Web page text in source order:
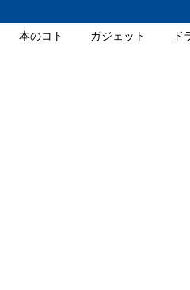
本のコト ガジェット ド